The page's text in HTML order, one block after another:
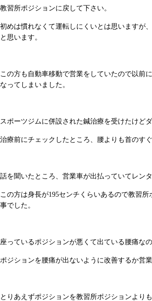
教習所ポジションに戻して下さい。
初めは慣れなくて運転しにくいとは思いますが
と思います。
この方も自動車移動で営業をしていたので以前
なってしまいました。
スポーツジムに併設された鍼治療を受けたけどダ
治療前にチェックしたところ、腰よりも首のす
話を聞いたところ、営業車が出払っていてレン
この方は身長が195センチくらいあるので教習
事でした。
座っているポジションが悪くて出ている腰痛な
ポジションを腰痛が出ないように改善するか営
とりあえずポジションを教習所ポジションより